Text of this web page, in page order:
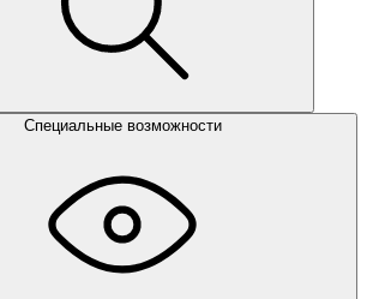
Специальные возможности